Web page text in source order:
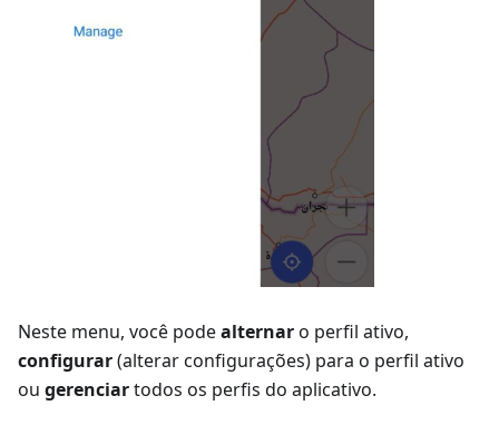
Neste menu, você podealternaro perfil ativo,
configurar(alterar configurações) para o perfil ativo
ou gerenciartodos os perfis do aplicativo.